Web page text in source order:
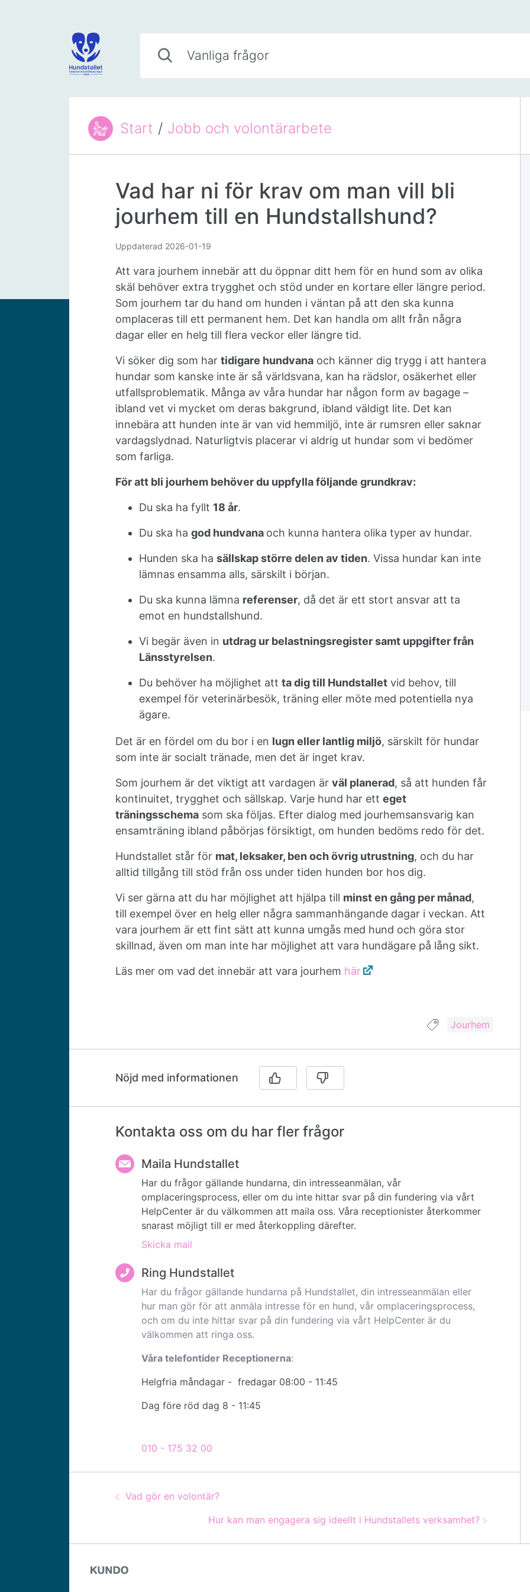
Du är här:Start / Jobb och volontärarbete
Vad har ni för krav om man vill bli
jourhem till en Hundstallshund?
Uppdaterad 2026-01-19
Att vara jourhem innebär att du öppnar ditt hem för en hund som av olika
skäl behöver extra trygghet och stöd under en kortare eller längre period.
Som jourhem tar du hand om hunden i väntan på att den ska kunna
omplaceras till ett permanent hem. Det kan handla om allt från några
dagar eller en helg till flera veckor eller längre tid.
Vi söker dig som har tidigare hundvana och känner dig trygg i att hantera
hundar som kanske inte är så världsvana, kan ha rädslor, osäkerhet eller
utfallsproblematik. Många av våra hundar har någon form av bagage –
ibland vet vi mycket om deras bakgrund, ibland väldigt lite. Det kan
innebära att hunden inte är van vid hemmiljö, inte är rumsren eller saknar
vardagslydnad. Naturligtvis placerar vi aldrig ut hundar som vi bedömer
som farliga.
För att bli jourhem behöver du uppfylla följande grundkrav:
Du ska ha fyllt 18 år.
Du ska ha god hundvana och kunna hantera olika typer av hundar.
Hunden ska ha sällskap större delen av tiden. Vissa hundar kan inte
lämnas ensamma alls, särskilt i början.
Du ska kunna lämna referenser, då det är ett stort ansvar att ta
emot en hundstallshund.
Vi begär även in utdrag ur belastningsregister samt uppgifter från
Länsstyrelsen.
Du behöver ha möjlighet att ta dig till Hundstallet vid behov, till
exempel för veterinärbesök, träning eller möte med potentiella nya
ägare.
Det är en fördel om du bor i en lugn eller lantlig miljö, särskilt för hundar
som inte är socialt tränade, men det är inget krav.
Som jourhem är det viktigt att vardagen är väl planerad, så att hunden får
kontinuitet, trygghet och sällskap. Varje hund har ett eget
träningsschema som ska följas. Efter dialog med jourhemsansvarig kan
ensamträning ibland påbörjas försiktigt, om hunden bedöms redo för det.
Hundstallet står för mat, leksaker, ben och övrig utrustning, och du har
alltid tillgång till stöd från oss under tiden hunden bor hos dig.
Vi ser gärna att du har möjlighet att hjälpa till minst en gång per månad,
till exempel över en helg eller några sammanhängande dagar i veckan. Att
vara jourhem är ett fint sätt att kunna umgås med hund och göra stor
skillnad, även om man inte har möjlighet att vara hundägare på lång sikt.
Läs mer om vad det innebär att vara jourhem här
Guide taggad
Jourhem
Nöjd med informationen
Kontakta oss om du har fler frågor
Maila Hundstallet
Har du frågor gällande hundarna, din intresseanmälan, vår
omplaceringsprocess, eller om du inte hittar svar på din fundering via vårt
HelpCenter är du välkommen att maila oss. Våra receptionister återkommer
snarast möjligt till er med återkoppling därefter.
Skicka mail
Ring Hundstallet
Har du frågor gällande hundarna på Hundstallet, din intresseanmälan eller
hur man gör för att anmäla intresse för en hund, vår omplaceringsprocess,
och om du inte hittar svar på din fundering via vårt HelpCenter är du
välkommen att ringa oss.
Våra telefontider Receptionerna:
Helgfria måndagar - fredagar 08:00 - 11:45
Dag före röd dag 8 - 11:45
010 - 175 32 00
Guidenavigering
Föregående:
Vad gör en volontär?
Nästa:
Hur kan man engagera sig ideellt i Hundstallets verksamhet?